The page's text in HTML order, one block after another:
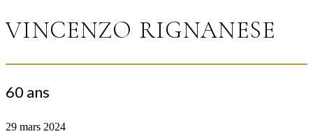
VINCENZO RIGNANESE
60 ans
29 mars 2024